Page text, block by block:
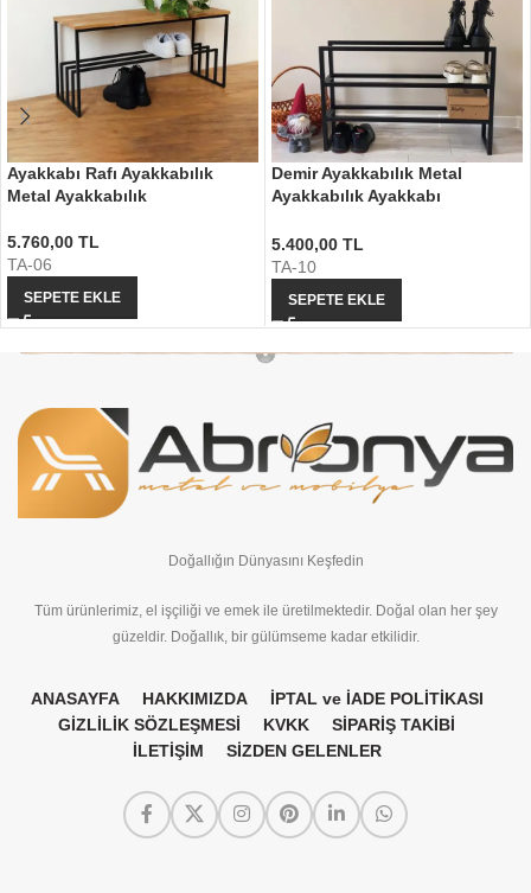
Ayakkabı Rafı Ayakkabılık
Metal Ayakkabılık
5.760,00 TL
TA-06
SEPETE EKLE
Demir Ayakkabılık Metal
Ayakkabılık Ayakkabı
5.400,00 TL
TA-10
SEPETE EKLE
Doğallığın Dünyasını Keşfedin
Tüm ürünlerimiz, el işçiliği ve emek ile üretilmektedir. Doğal olan her şey
güzeldir. Doğallık, bir gülümseme kadar etkilidir.
ANASAYFA HAKKIMIZDA
İPTAL ve İADE POLİTİKASI
GİZLİLİK SÖZLEŞMESİ
KVKK
SİPARİŞ TAKİBİ
İLETİŞİM
SİZDEN GELENLER